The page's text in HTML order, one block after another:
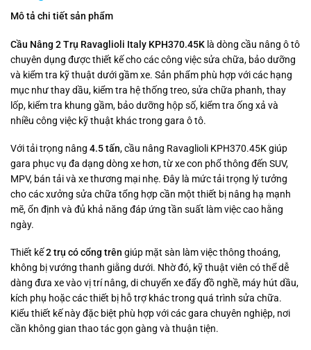
Mô tả chi tiết sản phẩm
Cầu Nâng 2 Trụ Ravaglioli Italy KPH370.45K là dòng cầu nâng ô tô
chuyên dụng được thiết kế cho các công việc sửa chữa, bảo dưỡng
và kiểm tra kỹ thuật dưới gầm xe. Sản phẩm phù hợp với các hạng
mục như thay dầu, kiểm tra hệ thống treo, sửa chữa phanh, thay
lốp, kiểm tra khung gầm, bảo dưỡng hộp số, kiểm tra ống xả và
nhiều công việc kỹ thuật khác trong gara ô tô.
Với tải trọng nâng 4.5 tấn, cầu nâng Ravaglioli KPH370.45K giúp
gara phục vụ đa dạng dòng xe hơn, từ xe con phổ thông đến SUV,
MPV, bán tải và xe thương mại nhẹ. Đây là mức tải trọng lý tưởng
cho các xưởng sửa chữa tổng hợp cần một thiết bị nâng hạ mạnh
mẽ, ổn định và đủ khả năng đáp ứng tần suất làm việc cao hằng
ngày.
Thiết kế2 trụ có cổng trên giúp mặt sàn làm việc thông thoáng,
không bị vướng thanh giằng dưới. Nhờ đó, kỹ thuật viên có thể dễ
dàng đưa xe vào vị trí nâng, di chuyển xe đẩy đồ nghề, máy hút dầu,
kích phụ hoặc các thiết bị hỗ trợ khác trong quá trình sửa chữa.
Kiểu thiết kế này đặc biệt phù hợp với các gara chuyên nghiệp, nơi
cần không gian thao tác gọn gàng và thuận tiện.